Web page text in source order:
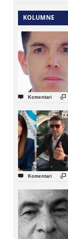
KOLUMNE
 Komentari 
 Komentari 